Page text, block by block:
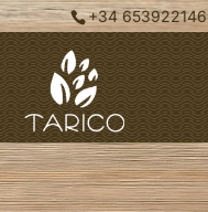
+34 653922146